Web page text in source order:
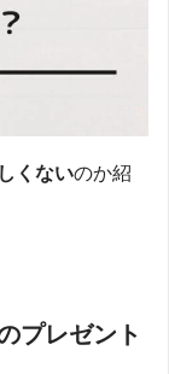
くないのか紹
プレゼント